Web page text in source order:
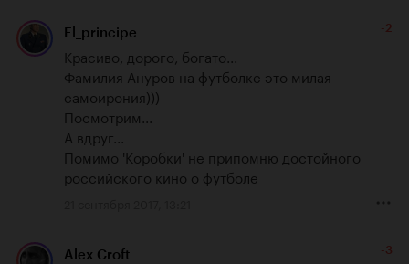
El_principe -2
Красиво, дорого, богато...
Фамилия Ануров на футболке это милая
самоирония)))
Посмотрим...
А вдруг...
Помимо 'Коробки' не припомню достойного
российского кино о футболе
Alex Croft -3